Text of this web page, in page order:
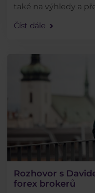
také na výhledy a
letos mezi
Číst dále
Rozhovor s
forex brokerů